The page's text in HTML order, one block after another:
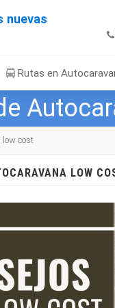
nuevas
Rutas en
low cost
LOW